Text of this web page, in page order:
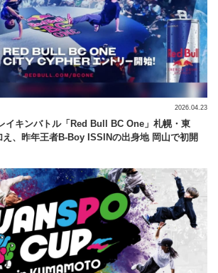
イキンバトル「Red Bull BC One」札幌・東
、昨年王者B-Boy ISSINの出身地 岡山で初開
2026.04.23